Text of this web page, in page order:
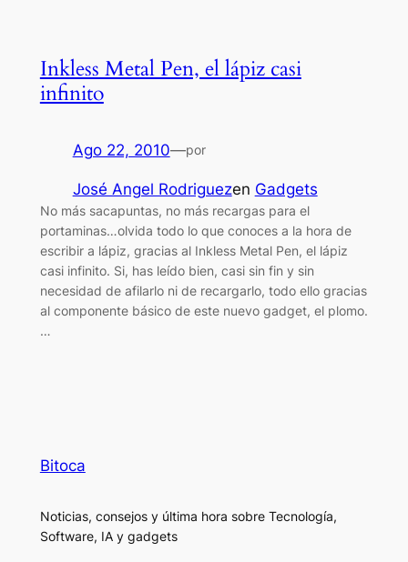
Inkless Metal Pen, el lápiz casi
infinito
Ago 22, 2010—por
José Angel Rodriguezen Gadgets
No más sacapuntas, no más recargas para el
portaminas…olvida todo lo que conoces a la hora de
escribir a lápiz, gracias al Inkless Metal Pen, el lápiz
casi infinito. Si, has leído bien, casi sin fin y sin
necesidad de afilarlo ni de recargarlo, todo ello gracias
al componente básico de este nuevo gadget, el plomo.
…
Bitoca
Noticias, consejos y última hora sobre Tecnología,
Software, IA y gadgets